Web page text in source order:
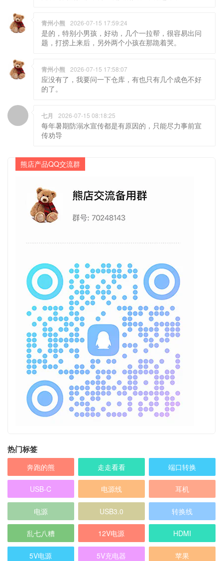
青州小熊 2026-07-15 17:59:24
是的，特别小男孩，好动，几个一拉帮，很容易出问
题，打捞上来后，另外两个小孩在那跪着哭。
青州小熊 2026-07-15 17:58:07
应没有了，我要问一下仓库，有也只有几个成色不好
的了。
七月 2026-07-15 08:18:25
每年暑期防溺水宣传都是有原因的，只能尽力事前宣
传劝导
熊店产品QQ交流群
热门标签
奔跑的熊 走走看看 端口转换
USB-C 电源线 耳机
电源 USB3.0 转换线
乱七八糟 12V电源 HDMI
5V电源 5V充电器 苹果